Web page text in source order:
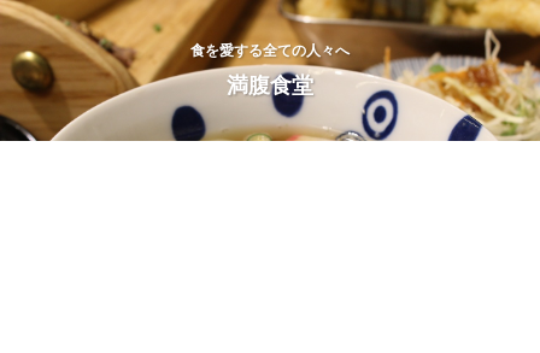
食を愛する全ての人々へ
満腹食堂